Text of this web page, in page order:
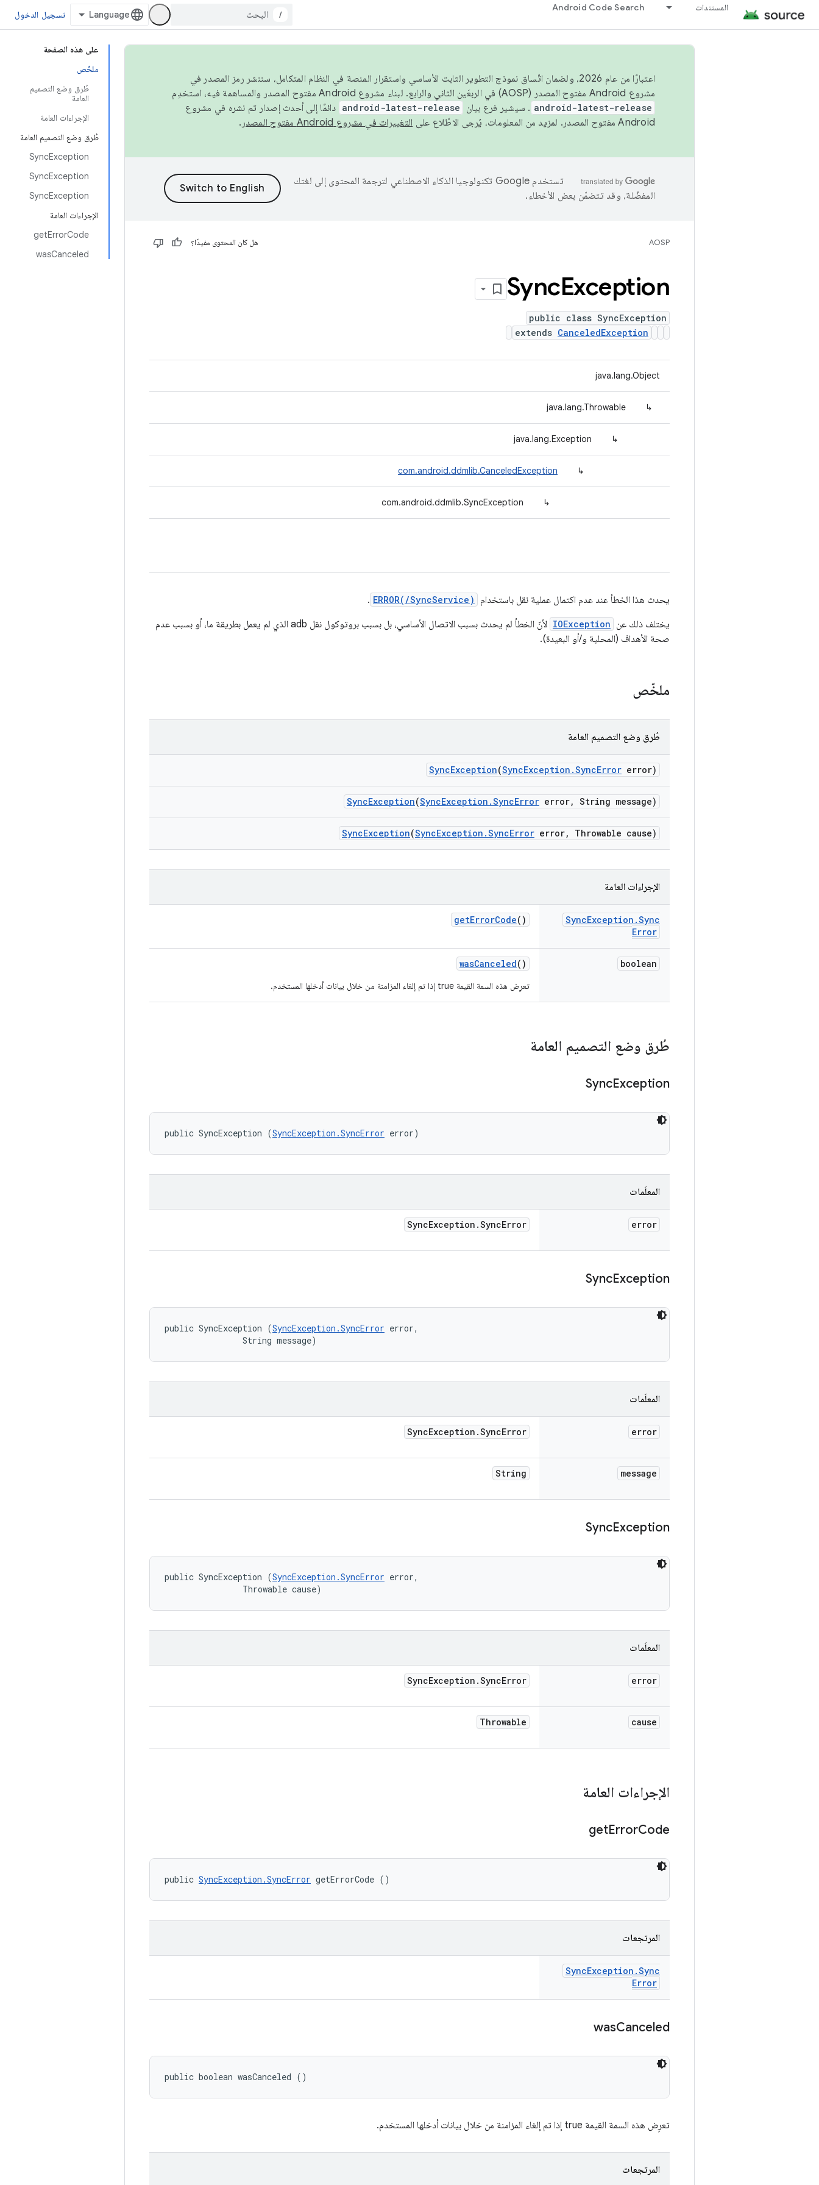
المستندات Android Code Search
/ تسجيل الدخول
على هذه الصفحة
ملخّص
طُرق وضع التصميم
العامة
الإجراءات العامة
طُرق وضع التصميم العامة
SyncException
SyncException
SyncException
الإجراءات العامة
getErrorCode
wasCanceled
اعتبارًا من عام 2026، ولضمان اتّساق نموذج التطوير الثابت الأساسي واستقرار المنصة في النظام المتكامل، سننشر رمز المصدر في
مشروع Android مفتوح المصدر (AOSP) في الربعَين الثاني والرابع. لبناء مشروع Android مفتوح المصدر والمساهمة فيه، استخدِم
android-latest-release . سيشير فرع بيان android-latest-release دائمًا إلى أحدث إصدار تم نشره في مشروع
Android مفتوح المصدر. لمزيد من المعلومات، يُرجى الاطّلاع على
التغييرات في مشروع Android مفتوح المصدر .
تستخدم Google تكنولوجيا الذكاء الاصطناعي لترجمة المحتوى إلى لغتك
المفضّلة، وقد تتضمّن بعض الأخطاء.
AOSP هل كان المحتوى مفيدًا؟
SyncException
public class SyncException
extends CanceledException
java.lang.Object
↳
java.lang.Throwable
↳
java.lang.Exception
↳
com.android.ddmlib.CanceledException
↳
com.android.ddmlib.SyncException
يحدث هذا الخطأ عند عدم اكتمال عملية نقل باستخدام ERROR(/SyncService)
.
يختلف ذلك عن IOException
لأنّ الخطأ لم يحدث بسبب الاتصال الأساسي، بل بسبب بروتوكول نقل adb الذي لم يعمل بطريقة ما، أو بسبب عدم
صحة الأهداف (المحلية و/أو البعيدة).
ملخّص
طُرق وضع التصميم العامة
SyncException(SyncException .SyncError error)
SyncException(SyncException .SyncError error, String message)
SyncException(SyncException .SyncError error, Throwable cause)
الإجراءات العامة
SyncException .Sync
Error
getErrorCode()
boolean
wasCanceled()
تعرِض هذه السمة القيمة true إذا تم إلغاء المزامنة من خلال بيانات أدخلها المستخدم.
طُرق وضع التصميم العامة
SyncException
public SyncException (SyncException.SyncError error)
المعلَمات
error
SyncException .SyncError
SyncException
public SyncException (SyncException.SyncError error,
                String message)
المعلَمات
error
SyncException .SyncError
message
String
SyncException
public SyncException (SyncException.SyncError error,
                Throwable cause)
المعلَمات
error
SyncException .SyncError
cause
Throwable
الإجراءات العامة
getErrorCode
public SyncException.SyncError getErrorCode ()
المرتجعات
SyncException .Sync
Error
wasCanceled
public boolean wasCanceled ()
تعرِض هذه السمة القيمة true إذا تم إلغاء المزامنة من خلال بيانات أدخلها المستخدم.
المرتجعات